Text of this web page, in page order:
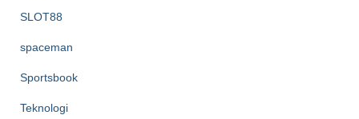
SLOT88
spaceman
Sportsbook
Teknologi